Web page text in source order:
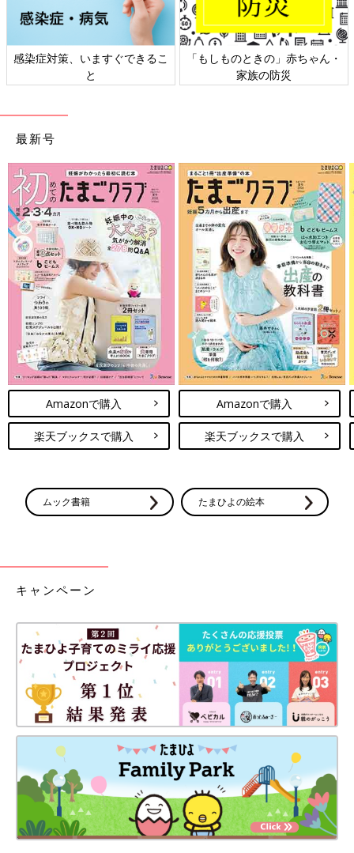
出典：Instagramアカウント「yuchi_no_ie」
ゆちさんは「クローゼット収納ケース（550円）」を洗面下の収
納に使用。洗面下を少しかがんで見た状態でも、どこに何がある
か把握できるようにしたんだとか！2段重ねれば、引き出しのよ
うに使えるとのこと。空間を有効活用できて良いですね♪
セリア×ディズニー「可愛くて実用的」
「入園準備にも使える」大人気のベビー
キッズ雑貨5選
今回はセリアでゲットできるディズニーのベビ
ー・キッズ雑貨をご紹介！簡単に名前つけがで
きるネームシールや、楽しくおもちゃを片付け
られるネットなど、気になるものがそろってい
ます。ママたち絶賛のアイテムばかりなので、
ぜひチェックしてみてくださいね♪
ダイソーの収納アイテムは便利なものが多く、アイデアも参考に
なることばかりでしたね。値段もお手ごろなので、気軽に買い足
納できるので、ぜひチェックしてみてください♪
(文・水川ちさ)
●記事の内容は2025年2月の情報で、現在と異なる場合がありま
す。
ダイソー「すき間の汚れもコレですっき
り！」「水垢や油汚れにも◎」超使える
★キッチン掃除アイテム5選
ダイソーから、便利なキッチン掃除グッズがた
くさん販売されています。細かいすき間の汚れ
もスルスルっと取れるヘラや、洗剤なしでも水
垢がキレイに取れるクロスなど、どれも助かる
ものばかり！今回はそんなダイソーの、超使え
るキッチン掃除アイテムをご紹介します。
セリア「地味だけどかなり便利」「これ
で110円は大満足」超優秀なキッチング
ッズ5選
今回はセリアでゲットできるキッチングッズを
ご紹介！プチストレスを解消してくれたり、時
短ができたりと、超優秀なアイテムがそろって
います。実際に使っている人たちから絶賛され
ているものばかりなので、ぜひチェックしてみ
感染症対策、いますぐできるこ
と
「もしものときの」赤ちゃん・
家族の防災
最新号
Amazonで購入
楽天ブックスで購入
Amazonで購入
楽天ブックスで購入
ムック書籍 たまひよの絵本
キャンペーン